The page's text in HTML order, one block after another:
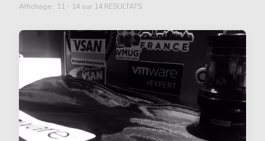
Affichage : 11 - 14 sur 14 RÉSULTATS